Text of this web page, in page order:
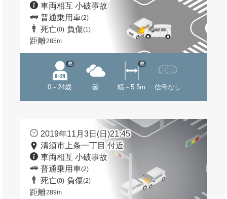
車両相互 小破事故
普通乗用車(2)
死亡(0) 負傷(1)
距離285m
0～24歳
他
曇 幅～5.5m
他
信号なし
2019年11月3日(日)21:45
清須市上条一丁目 付近
車両相互 小破事故
普通乗用車(2)
死亡(0) 負傷(2)
距離289m